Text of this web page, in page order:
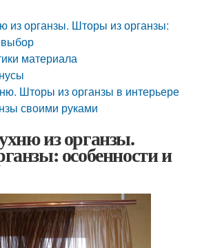
из органзы. Шторы из органзы:
материала
Шторы из органзы в интерьере
своими руками
из органзы.
особенности и